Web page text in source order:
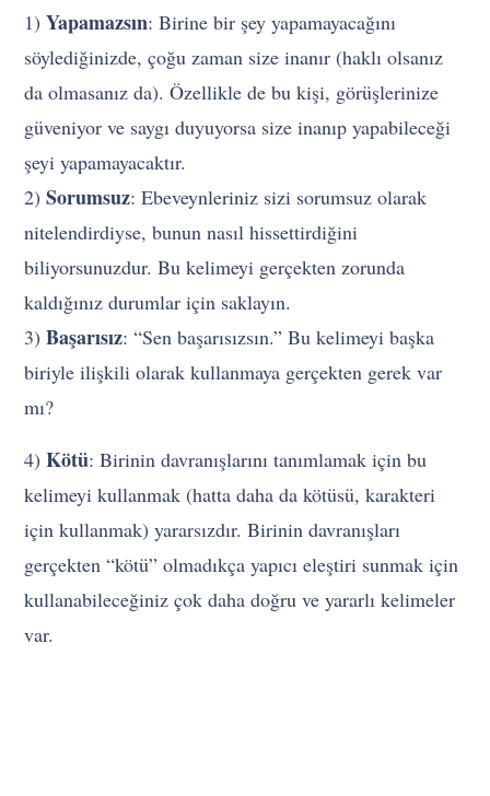
1)Yapamazsın: Birine bir şey yapamayacağını
söylediğinizde, çoğu zaman size inanır (haklı olsanız
da olmasanız da). Özellikle de bu kişi, görüşlerinize
güveniyor ve saygı duyuyorsa size inanıp yapabileceği
şeyi yapamayacaktır.
2)Sorumsuz: Ebeveynleriniz sizi sorumsuz olarak
nitelendirdiyse, bunun nasıl hissettirdiğini
biliyorsunuzdur. Bu kelimeyi gerçekten zorunda
kaldığınız durumlar için saklayın.
3)Başarısız: “Sen başarısızsın.” Bu kelimeyi başka
biriyle ilişkili olarak kullanmaya gerçekten gerek var
mı?
4)Kötü: Birinin davranışlarını tanımlamak için bu
kelimeyi kullanmak (hatta daha da kötüsü, karakteri
için kullanmak) yararsızdır. Birinin davranışları
gerçekten “kötü” olmadıkça yapıcı eleştiri sunmak için
kullanabileceğiniz çok daha doğru ve yararlı kelimeler
var.